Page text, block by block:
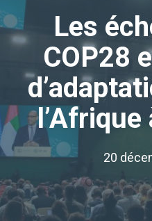
Les
COP28
l’Afrique
20